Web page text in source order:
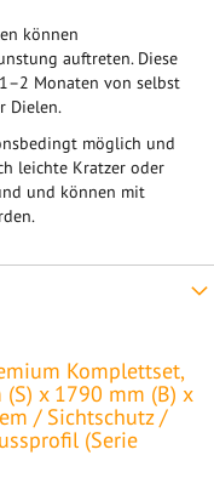
können
auftreten. Diese
Monaten von selbst
Dielen.
möglich und
leichte Kratzer oder
und können mit
Komplettset,
(S) x 1790 mm (B) x
/ Sichtschutz /
(Serie